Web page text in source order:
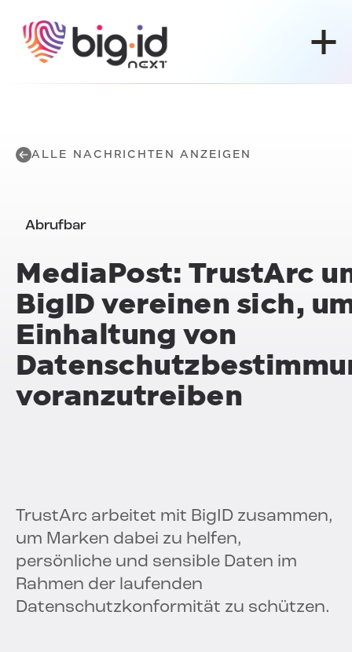
ALLE NACHRICHTEN ANZEIGEN
Abrufbar
MediaPost: TrustArc
BigID vereinen sich,
Einhaltung von
voranzutreiben
TrustArc arbeitet mit BigID zusammen,
um Marken dabei zu helfen,
persönliche und sensible Daten im
Rahmen der laufenden
Datenschutzkonformität zu schützen.